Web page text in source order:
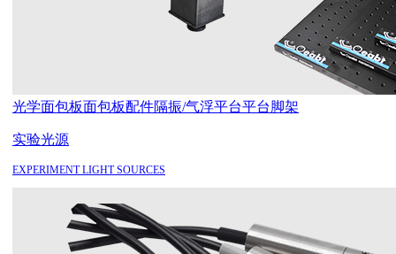
光学面包板面包板配件隔振/气浮平台平台脚架
实验光源
EXPERIMENT LIGHT SOURCES